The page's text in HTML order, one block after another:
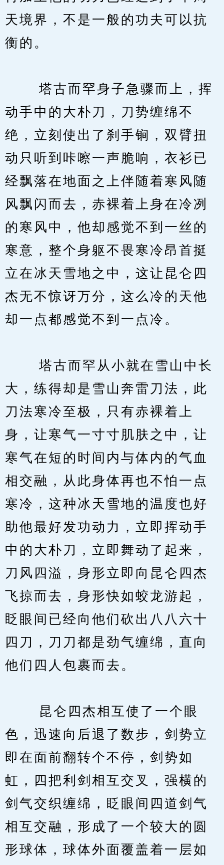
天境界，不是一般的功夫可以抗
衡的。
塔古而罕身子急骤而上，挥
动手中的大朴刀，刀势缠绵不
绝，立刻使出了刹手锏，双臂扭
动只听到咔嚓一声脆响，衣衫已
经飘落在地面之上伴随着寒风随
风飘闪而去，赤裸着上身在冷冽
的寒风中，他却感觉不到一丝的
寒意，整个身躯不畏寒冷昂首挺
立在冰天雪地之中，这让昆仑四
杰无不惊讶万分，这么冷的天他
却一点都感觉不到一点冷。
塔古而罕从小就在雪山中长
大，练得却是雪山奔雷刀法，此
刀法寒冷至极，只有赤裸着上
身，让寒气一寸寸肌肤之中，让
寒气在短的时间内与体内的气血
相交融，从此身体再也不怕一点
寒冷，这种冰天雪地的温度也好
助他最好发功动力，立即挥动手
中的大朴刀，立即舞动了起来，
刀风四溢，身形立即向昆仑四杰
飞掠而去，身形快如蛟龙游起，
眨眼间已经向他们砍出八八六十
四刀，刀刀都是劲气缠绵，直向
他们四人包裹而去。
昆仑四杰相互使了一个眼
色，迅速向后退了数步，剑势立
即在面前翻转个不停，剑势如
虹，四把利剑相互交叉，强横的
剑气交织缠绵，眨眼间四道剑气
相互交融，形成了一个较大的圆
形球体，球体外面覆盖着一层如